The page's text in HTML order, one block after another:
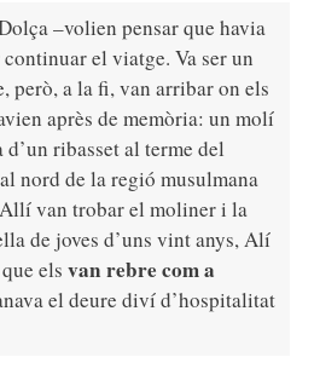
–volien pensar que havia
el viatge. Va ser un
però, a la fi, van arribar on els
après de memòria: un molí
ribasset al terme del
nord de la regió musulmana
van trobar el moliner i la
de joves d’uns vint anys, Alí
els van rebre com a
el deure diví d’hospitalitat